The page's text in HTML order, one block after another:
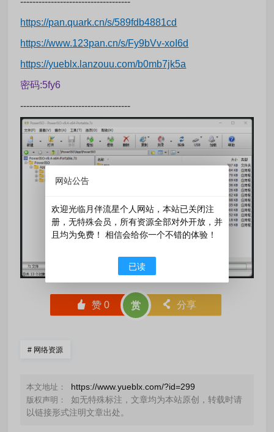
https://pan.quark.cn/s/589fdb4881cd
https://www.123pan.cn/s/Fy9bVv-xoI6d
https://yueblx.lanzouu.com/b0mb7jk5a
密码:5fy6
------------------------------------
󰄼 赞0 赏 󰄯 分享
# 网络资源
本文地址： https://www.yueblx.com/?id=299
版权声明：
如无特殊标注，文章均为本站原创，转载时请
以链接形式注明文章出处。
网站公告
欢迎光临月伴流星个人网站，本站已关闭注
册，无特殊会员，所有资源全部对外开放，并
且均为免费！ 相信会给你一个不错的体验！
已读